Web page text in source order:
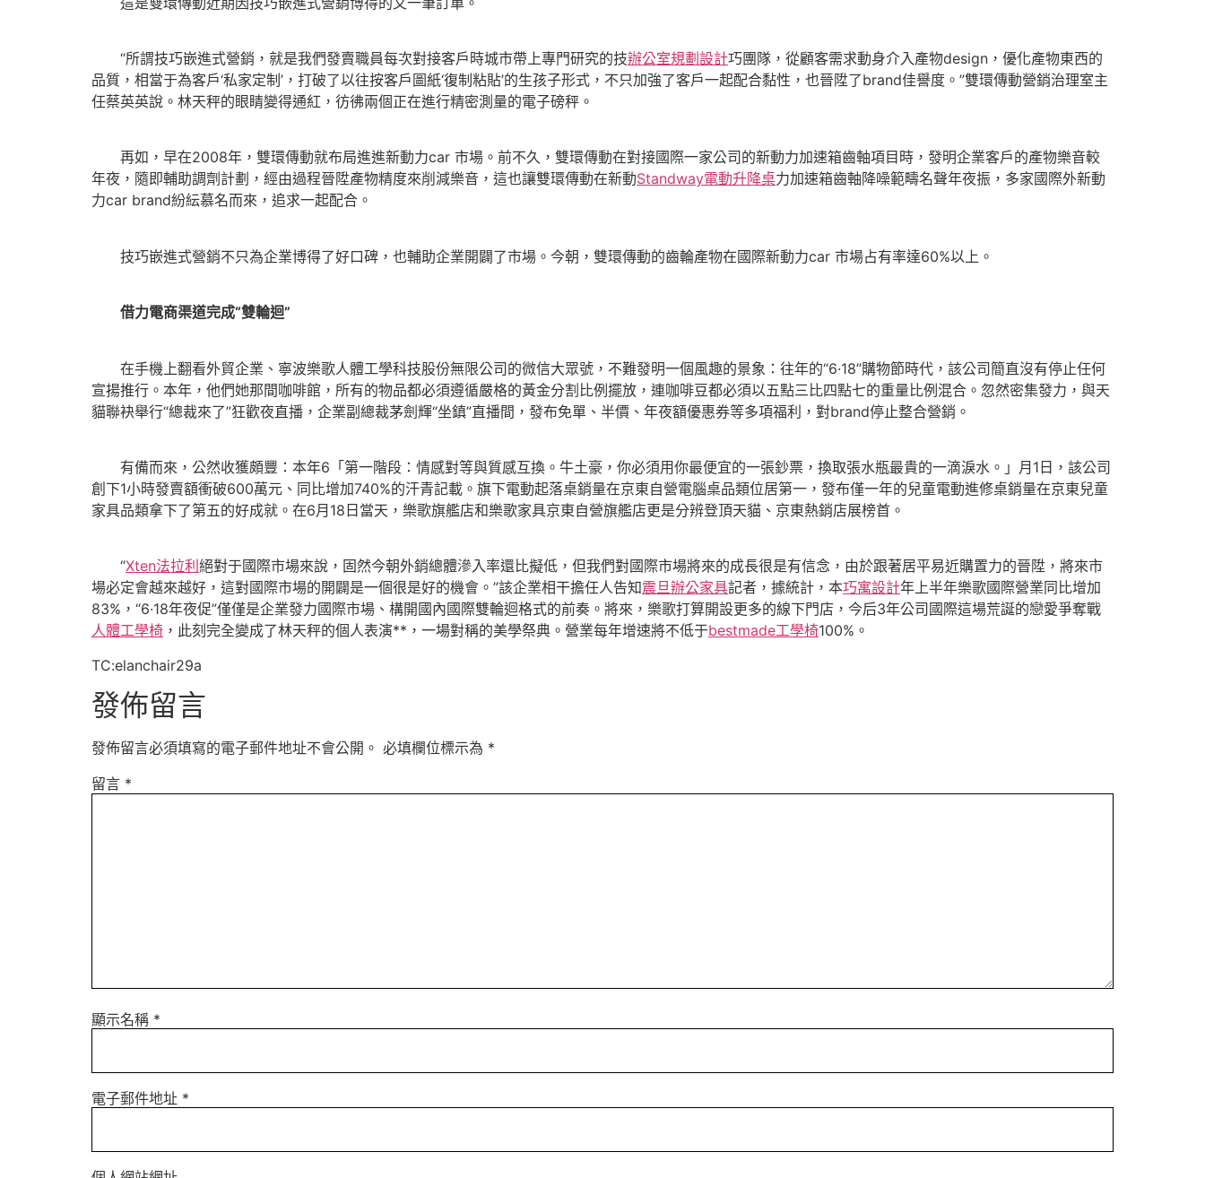
“所謂技巧嵌進式營銷，就是我們發賣職員每次對接客戶時城市帶上專門研究的技辦公室規劃設計巧團隊，從顧客需求動身介入產物design，優化產物東西的
品質，相當于為客戶‘私家定制’，打破了以往按客戶圖紙‘復制粘貼’的生孩子形式，不只加強了客戶一起配合黏性，也晉陞了brand佳譽度。”雙環傳動營銷治理室主
任蔡英英說。林天秤的眼睛變得通紅，彷彿兩個正在進行精密測量的電子磅秤。
再如，早在2008年，雙環傳動就布局進進新動力car 市場。前不久，雙環傳動在對接國際一家公司的新動力加速箱齒軸項目時，發明企業客戶的產物樂音較
年夜，隨即輔助調劑計劃，經由過程晉陞產物精度來削減樂音，這也讓雙環傳動在新動Standway電動升降桌力加速箱齒軸降噪範疇名聲年夜振，多家國際外新動
力car brand紛紜慕名而來，追求一起配合。
技巧嵌進式營銷不只為企業博得了好口碑，也輔助企業開闢了市場。今朝，雙環傳動的齒輪產物在國際新動力car 市場占有率達60%以上。
借力電商渠道完成“雙輪迴”
在手機上翻看外貿企業、寧波樂歌人體工學科技股份無限公司的微信大眾號，不難發明一個風趣的景象：往年的“6·18”購物節時代，該公司簡直沒有停止任何
宣揚推行。本年，他們她那間咖啡館，所有的物品都必須遵循嚴格的黃金分割比例擺放，連咖啡豆都必須以五點三比四點七的重量比例混合。忽然密集發力，與天
貓聯袂舉行“總裁來了”狂歡夜直播，企業副總裁茅劍輝“坐鎮”直播間，發布免單、半價、年夜額優惠券等多項福利，對brand停止整合營銷。
有備而來，公然收獲頗豐：本年6「第一階段：情感對等與質感互換。牛土豪，你必須用你最便宜的一張鈔票，換取張水瓶最貴的一滴淚水。」月1日，該公司
創下1小時發賣額衝破600萬元、同比增加740%的汗青記載。旗下電動起落桌銷量在京東自營電腦桌品類位居第一，發布僅一年的兒童電動進修桌銷量在京東兒童
家具品類拿下了第五的好成就。在6月18日當天，樂歌旗艦店和樂歌家具京東自營旗艦店更是分辨登頂天貓、京東熱銷店展榜首。
“Xten法拉利 絕對于國際市場來說，固然今朝外銷總體滲入率還比擬低，但我們對國際市場將來的成長很是有信念，由於跟著居平易近購置力的晉陞，將來市
場必定會越來越好，這對國際市場的開闢是一個很是好的機會。”該企業相干擔任人告知震旦辦公家具記者，據統計，本巧寓設計年上半年樂歌國際營業同比增加
83%，“6·18年夜促”僅僅是企業發力國際市場、構開國內國際雙輪迴格式的前奏。將來，樂歌打算開設更多的線下門店，今后3年公司國際這場荒誕的戀愛爭奪戰
人體工學椅 ，此刻完全變成了林天秤的個人表演**，一場對稱的美學祭典。營業每年增速將不低于bestmade工學椅100%。
TC:elanchair29a
發佈留言
發佈留言必須填寫的電子郵件地址不會公開。 必填欄位標示為 *
留言 *
顯示名稱 *
電子郵件地址 *